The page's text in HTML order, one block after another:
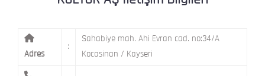
Adres
:
Sahabiye mah. Ahi Evran cad. no:34/A
Kocasinan / Kayseri